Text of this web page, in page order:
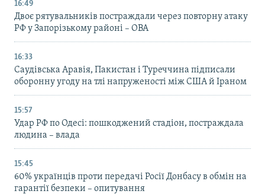
16:49
Двоє рятувальників постраждали через повторну атаку
РФ у Запорізькому районі – ОВА
16:33
Саудівська Аравія, Пакистан і Туреччина підписали
оборонну угоду на тлі напруженості між США й Іраном
15:57
Удар РФ по Одесі: пошкоджений стадіон, постраждала
людина – влада
15:45
60% українців проти передачі Росії Донбасу в обмін на
гарантії безпеки – опитування